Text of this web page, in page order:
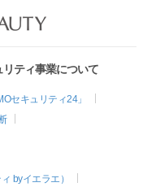
ティ事業について
セキュリティ24」
byイエラエ）